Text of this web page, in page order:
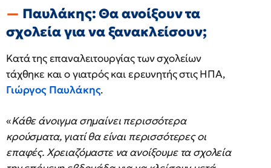
Παυλάκης: Θα ανοίξουν τα
σχολεία για να ξανακλείσουν;
Κατά της επαναλειτουργίας των σχολείων
τάχθηκε και ο γιατρός και ερευνητής στις ΗΠΑ,
Γιώργος Παυλάκης.
«Κάθε άνοιγμα σημαίνει περισσότερα
κρούσματα, γιατί θα είναι περισσότερες οι
επαφές. Χρειαζόμαστε να ανοίξουμε τα σχολεία